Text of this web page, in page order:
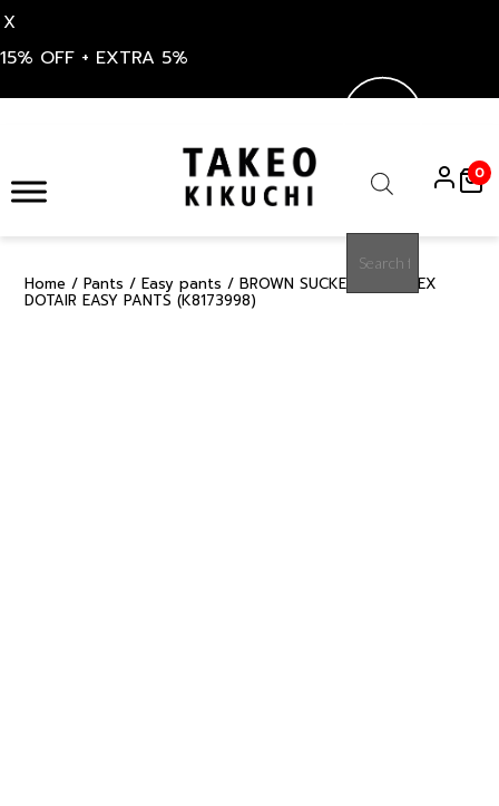
X
15% OFF + EXTRA 5%
content
search
0
Home / Pants / Easy pants / BROWN SUCKER PRIMEFLEX
DOTAIR EASY PANTS (K8173998)